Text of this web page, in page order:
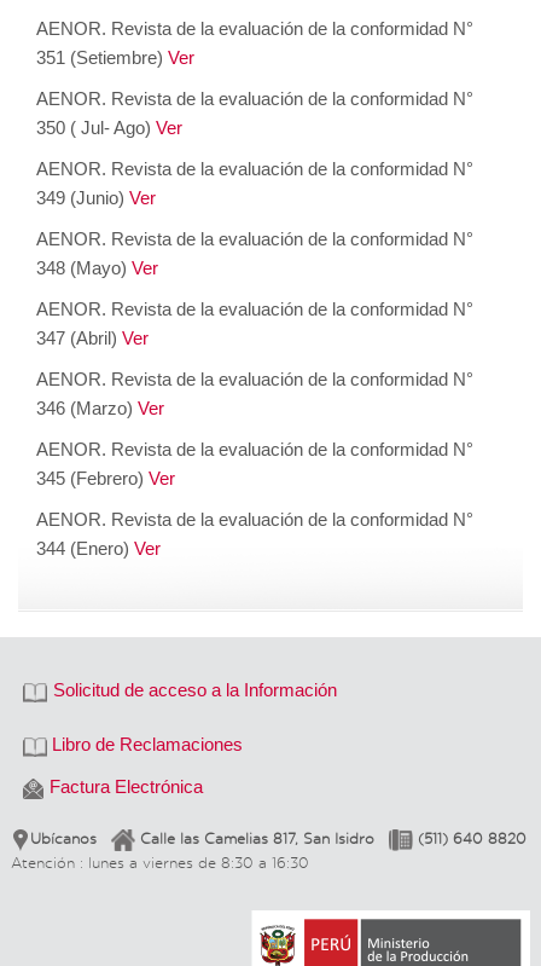
AENOR. Revista de la evaluación de la conformidad N°
351 (Setiembre) Ver
AENOR. Revista de la evaluación de la conformidad N°
350 ( Jul- Ago) Ver
AENOR. Revista de la evaluación de la conformidad N°
349 (Junio) Ver
AENOR. Revista de la evaluación de la conformidad N°
348 (Mayo) Ver
AENOR. Revista de la evaluación de la conformidad N°
347 (Abril) Ver
AENOR. Revista de la evaluación de la conformidad N°
346 (Marzo) Ver
AENOR. Revista de la evaluación de la conformidad N°
345 (Febrero) Ver
AENOR. Revista de la evaluación de la conformidad N°
344 (Enero) Ver
Solicitud de acceso a la Información
Libro de Reclamaciones
Factura Electrónica
Ubícanos Calle las Camelias 817, San Isidro
(511) 640 8820
Atención : lunes a viernes de 8:30 a 16:30